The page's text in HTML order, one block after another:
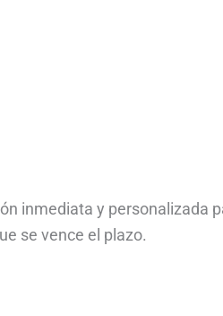
inmediata y personalizada
se vence el plazo.